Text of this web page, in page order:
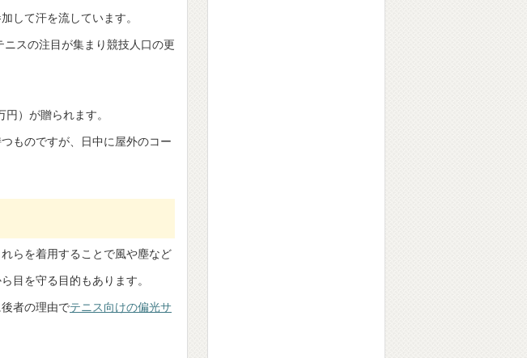
して汗を流しています。
スの注目が集まり競技人口の更
）が贈られます。
ものですが、日中に屋外のコー
らを着用することで風や塵など
目を守る目的もあります。
者の理由でテニス向けの偏光サ